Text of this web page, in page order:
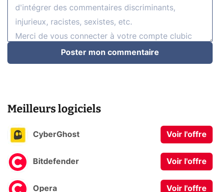
Poster mon commentaire
Meilleurs logiciels
CyberGhost Voir l'offre
Bitdefender Voir l'offre
Opera Voir l'offre